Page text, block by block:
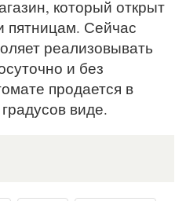
который открыт
пятницам. Сейчас
реализовывать
и без
продается в
виде.